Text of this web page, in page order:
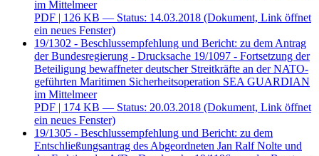
im Mittelmeer
PDF | 126 KB — Status: 14.03.2018 (Dokument, Link öffnet
ein neues Fenster)
19/1302 - Beschlussempfehlung und Bericht: zu dem Antrag
der Bundesregierung - Drucksache 19/1097 - Fortsetzung der
Beteiligung bewaffneter deutscher Streitkräfte an der NATO-
geführten Maritimen Sicherheitsoperation SEA GUARDIAN
im Mittelmeer
PDF | 174 KB — Status: 20.03.2018 (Dokument, Link öffnet
ein neues Fenster)
19/1305 - Beschlussempfehlung und Bericht: zu dem
Entschließungsantrag des Abgeordneten Jan Ralf Nolte und